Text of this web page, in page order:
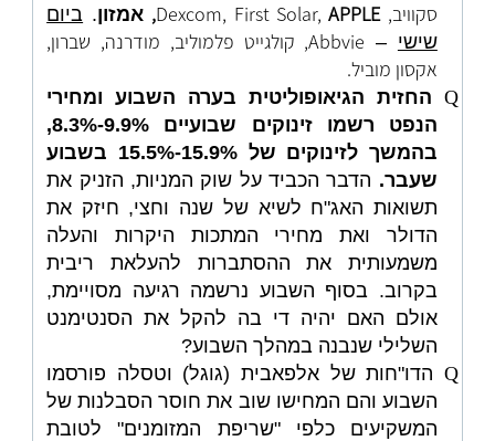
סקוויב, Dexcom, First Solar,APPLE
, אמזון. ביום
שישי –
Abbvie, קולגייט פלמוליב, מודרנה, שברון,
אקסון מוביל.
Q החזית הגיאופוליטית בערה השבוע ומחירי
הנפט רשמו זינוקים שבועיים 9.9%-8.3%,
בהמשך לזינוקים של 15.9%-15.5% בשבוע
שעבר. הדבר הכביד על שוק המניות, הזניק את
תשואות האג"ח לשיא של שנה וחצי, חיזק את
הדולר ואת מחירי המתכות היקרות והעלה
משמעותית את ההסתברות להעלאת ריבית
בקרוב. בסוף השבוע נרשמה רגיעה מסויימת,
אולם האם יהיה די בה להקל את הסנטימנט
השלילי שנבנה במהלך השבוע?
Q הדו"חות של אלפאבית (גוגל) וטסלה פורסמו
השבוע והם המחישו שוב את חוסר הסבלנות של
המשקיעים כלפי "שריפת המזומנים" לטובת